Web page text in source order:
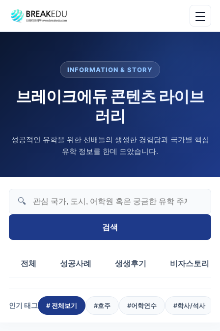
INFORMATION & STORY
브레이크에듀 콘텐츠 라이브
러리
성공적인 유학을 위한 선배들의 생생한 경험담과 국가별 핵심
유학 정보를 한데 모았습니다.
🔍
검색
전체 성공사례 생생후기 비자스토리
인기 태그 # 전체보기 #호주 #어학연수 #학사/석사